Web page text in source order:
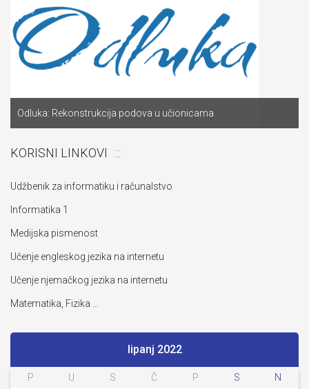
Odluka: Rekonstrukcija podova u učionicama
KORISNI LINKOVI
Udžbenik za informatiku i računalstvo
Informatika 1
Medijska pismenost
Učenje engleskog jezika na internetu
Učenje njemačkog jezika na internetu
Matematika, Fizika …
lipanj 2022
P U S Č P S N